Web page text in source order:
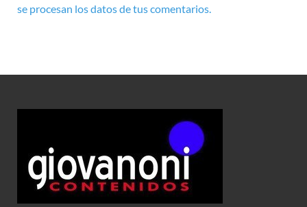
se procesan los datos de tus comentarios.